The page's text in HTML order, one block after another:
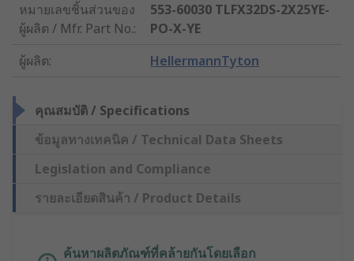
หมายเลขชิ้นส่วนของ
ผู้ผลิต / Mfr. Part No.:
553-60030 TLFX32DS-2X25YE-
PO-X-YE
ผู้ผลิต: HellermannTyton
คุณสมบัติ / Specifications
ข้อมูลทางเทคนิค / Technical Data Sheets
Legislation and Compliance
รายละเอียดสินค้า / Product Details
ค้นหาผลิตภัณฑ์ที่คล้ายกันโดยเลือก